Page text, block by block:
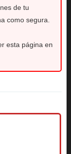
de tu
como segura.
esta página en